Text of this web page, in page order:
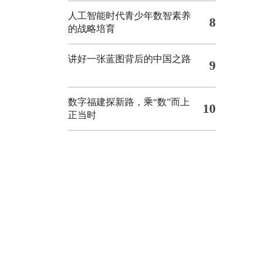
人工智能时代青少年数智素养
的战略培育
8
讲好一张蓝图背后的中国之路 9
数字福建探新路，乘“数”而上
正当时
10